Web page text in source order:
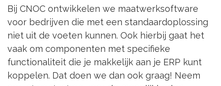
Bij CNOC ontwikkelen we maatwerksoftware
voor bedrijven die met een standaardoplossing
niet uit de voeten kunnen. Ook hierbij gaat het
vaak om componenten met specifieke
functionaliteit die je makkelijk aan je ERP kunt
koppelen. Dat doen we dan ook graag! Neem